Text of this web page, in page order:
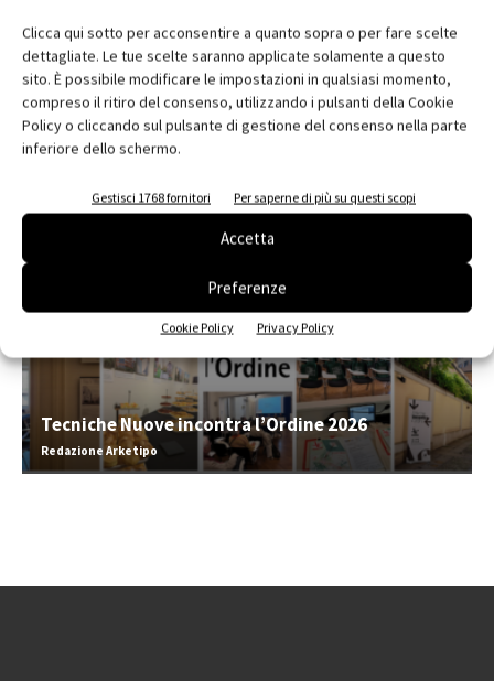
Clicca qui sotto per acconsentire a quanto sopra o per fare scelte
dettagliate. Le tue scelte saranno applicate solamente a questo
sito. È possibile modificare le impostazioni in qualsiasi momento,
compreso il ritiro del consenso, utilizzando i pulsanti della Cookie
Policy o cliccando sul pulsante di gestione del consenso nella parte
inferiore dello schermo.
Gestisci 1768 fornitori Per saperne di più su questi scopi
Accetta
Preferenze
Cookie Policy Privacy Policy
Abbonati e regala
Iscriviti alla newsletter
Tecniche Nuove incontra l’Ordine 2026
Redazione Arketipo